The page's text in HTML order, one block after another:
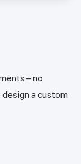
– no
design a custom